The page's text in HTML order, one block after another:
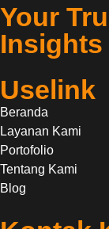
Your
Insights
Uselink
Beranda
Layanan Kami
Portofolio
Tentang Kami
Blog